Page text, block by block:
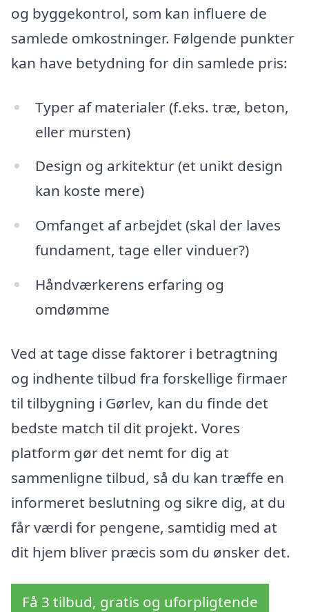
og byggekontrol, som kan influere de
samlede omkostninger. Følgende punkter
kan have betydning for din samlede pris:
Typer af materialer (f.eks. træ, beton,
eller mursten)
Design og arkitektur (et unikt design
kan koste mere)
Omfanget af arbejdet (skal der laves
fundament, tage eller vinduer?)
Håndværkerens erfaring og
omdømme
Ved at tage disse faktorer i betragtning
og indhente tilbud fra forskellige firmaer
til tilbygning i Gørlev, kan du finde det
bedste match til dit projekt. Vores
platform gør det nemt for dig at
sammenligne tilbud, så du kan træffe en
informeret beslutning og sikre dig, at du
får værdi for pengene, samtidig med at
dit hjem bliver præcis som du ønsker det.
Få 3 tilbud, gratis og uforpligtende